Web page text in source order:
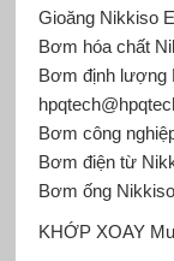
Gioăng Nikkiso
Bơm hóa chất
Bơm định lượng
Bơm công
Bơm điện từ
Bơm ống
KHỚP XOAY